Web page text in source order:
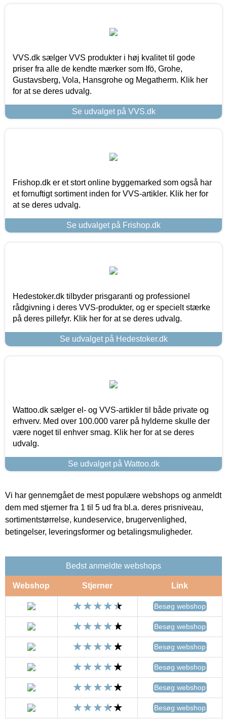
VVS.dk sælger VVS produkter i høj kvalitet til gode
priser fra alle de kendte mærker som Ifö, Grohe,
Gustavsberg, Vola, Hansgrohe og Megatherm. Klik her
for at se deres udvalg.
Se udvalget på VVS.dk
Frishop.dk er et stort online byggemarked som også har
et fornuftigt sortiment inden for VVS-artikler. Klik her for
at se deres udvalg.
Se udvalget på Frishop.dk
Hedestoker.dk tilbyder prisgaranti og professionel
rådgivning i deres VVS-produkter, og er specielt stærke
på deres pillefyr. Klik her for at se deres udvalg.
Se udvalget på Hedestoker.dk
Wattoo.dk sælger el- og VVS-artikler til både private og
erhverv. Med over 100.000 varer på hylderne skulle der
være noget til enhver smag. Klik her for at se deres
udvalg.
Se udvalget på Wattoo.dk
Vi har gennemgået de mest populære webshops og anmeldt
dem med stjerner fra 1 til 5 ud fra bl.a. deres prisniveau,
sortimentstørrelse, kundeservice, brugervenlighed,
betingelser, leveringsformer og betalingsmuligheder.
Bedst anmeldte webshops
Webshop Stjerner Link
Besøg webshop
Besøg webshop
Besøg webshop
Besøg webshop
Besøg webshop
Besøg webshop